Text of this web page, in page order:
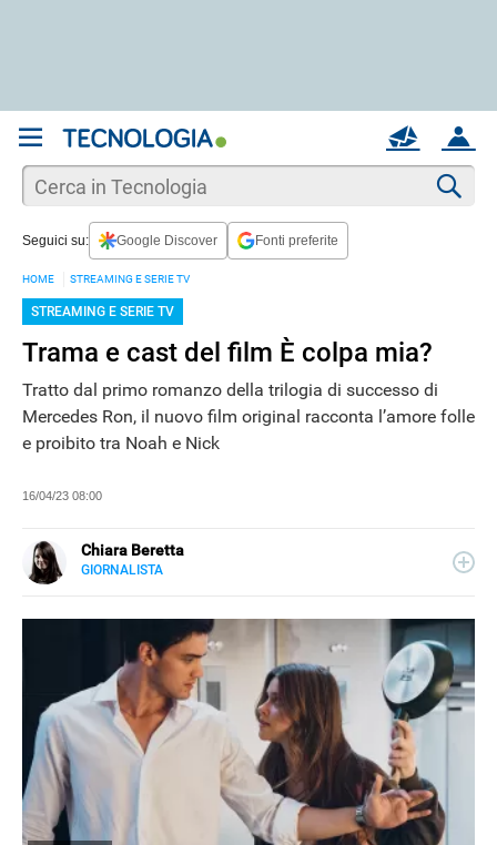
ACCOUNT
MAIL
Seguici su: Google Discover Fonti preferite
HOME STREAMING E SERIE TV
STREAMING E SERIE TV
Trama e cast del film È colpa mia?
Tratto dal primo romanzo della trilogia di successo di
Mercedes Ron, il nuovo film original racconta l’amore folle
e proibito tra Noah e Nick
16/04/23 08:00
Chiara Beretta
GIORNALISTA
Tecnologia scrive di serie tv, film e spettacolo.